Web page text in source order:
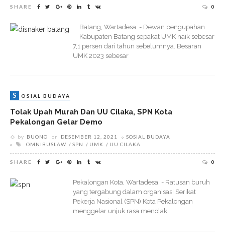
SHARE 0
Batang, Wartadesa. - Dewan pengupahan
Kabupaten Batang sepakat UMK naik sebesar
7,1 persen dari tahun sebelumnya. Besaran
UMK 2023 sebesar
S OSIAL BUDAYA
Tolak Upah Murah Dan UU Cilaka, SPN Kota
Pekalongan Gelar Demo
by BUONO on DESEMBER 12, 2021
SOSIAL BUDAYA
OMNIBUSLAW
SPN UMK UU CILAKA
SHARE 0
Pekalongan Kota, Wartadesa. - Ratusan buruh
yang tergabung dalam organisasi Serikat
Pekerja Nasional (SPN) Kota Pekalongan
menggelar unjuk rasa menolak